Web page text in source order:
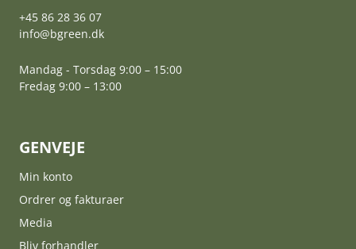
+45 86 28 36 07
info@bgreen.dk
Mandag - Torsdag 9:00 – 15:00
Fredag 9:00 – 13:00
GENVEJE
Min konto
Ordrer og fakturaer
Media
Bliv forhandler